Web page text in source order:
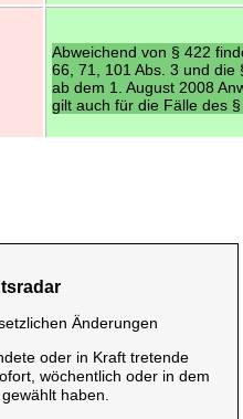
Abweichend von § 422
66, 71, 101 Abs. 3 und die
ab dem 1. August 2008
gilt auch für die Fälle des
Änderungen
oder in Kraft tretende
wöchentlich oder in dem
haben.